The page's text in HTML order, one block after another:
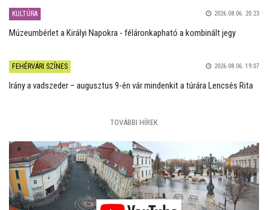
KULTÚRA 2026.08.06. 20:23
Múzeumbérlet a Királyi Napokra - féláronkapható a kombinált jegy
FEHÉRVÁRI SZÍNES 2026.08.06. 19:07
Irány a vadszeder – augusztus 9-én vár mindenkit a túrára Lencsés Rita
TOVÁBBI HÍREK